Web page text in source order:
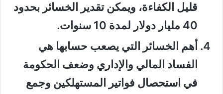
قليل الكفاءة، ويمكن تقدير الخسائر بحدود
40 مليار دولار لمدة 10 سنوات.
أهم الخسائر التي يصعب حسابها هي
الفساد المالي والإداري وضعف الحكومة
في استحصال فواتير المستهلكين وجمع